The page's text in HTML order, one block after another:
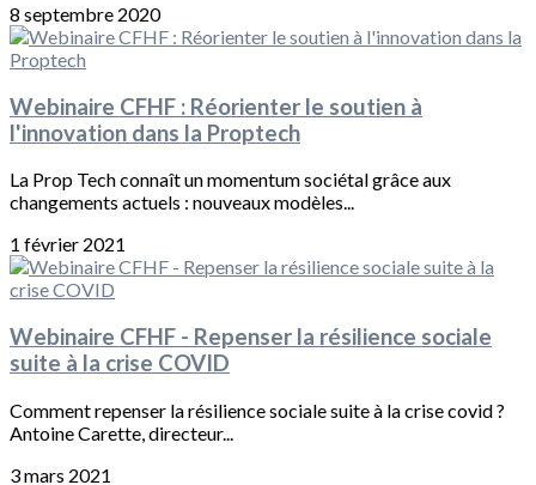
8 septembre 2020
Webinaire CFHF : Réorienter le soutien à
l'innovation dans la Proptech
La Prop Tech connaît un momentum sociétal grâce aux
changements actuels : nouveaux modèles...
1 février 2021
Webinaire CFHF - Repenser la résilience sociale
suite à la crise COVID
Comment repenser la résilience sociale suite à la crise covid ?
Antoine Carette, directeur...
3 mars 2021